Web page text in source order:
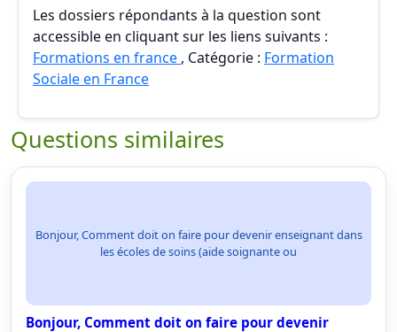
Les dossiers répondants à la question sont
accessible en cliquant sur les liens suivants :
Formations en france , Catégorie : Formation
Sociale en France
Questions similaires
Bonjour, Comment doit on faire pour devenir enseignant dans
les écoles de soins (aide soignante ou
Bonjour, Comment doit on faire pour devenir